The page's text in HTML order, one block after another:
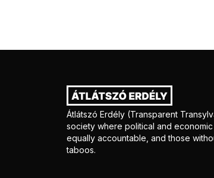
Átlátszó Erdély (Transparent
society where political and
equally accountable, and those
taboos.